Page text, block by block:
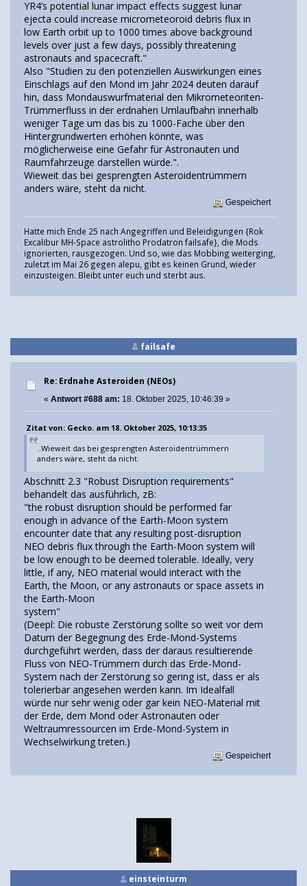
YR4’s potential lunar impact effects suggest lunar
ejecta could increase micrometeoroid debris flux in
low Earth orbit up to 1000 times above background
levels over just a few days, possibly threatening
astronauts and spacecraft."
Also "Studien zu den potenziellen Auswirkungen eines
Einschlags auf den Mond im Jahr 2024 deuten darauf
hin, dass Mondauswurfmaterial den Mikrometeoriten-
Trümmerfluss in der erdnahen Umlaufbahn innerhalb
weniger Tage um das bis zu 1000-Fache über den
Hintergrundwerten erhöhen könnte, was
möglicherweise eine Gefahr für Astronauten und
Raumfahrzeuge darstellen würde.".
Wieweit das bei gesprengten Asteroidentrümmern
anders wäre, steht da nicht.
Gespeichert
Hatte mich Ende 25 nach Angegriffen und Beleidigungen {Rok
Excalibur MH-Space astrolitho Prodatron failsafe}, die Mods
ignorierten, rausgezogen. Und so, wie das Mobbing weiterging,
zuletzt im Mai 26 gegen alepu, gibt es keinen Grund, wieder
einzusteigen. Bleibt unter euch und sterbt aus.
failsafe
Re: Erdnahe Asteroiden (NEOs)
« Antwort #688 am: 18. Oktober 2025, 10:46:39 »
Zitat von: Gecko. am 18. Oktober 2025, 10:13:35
..Wieweit das bei gesprengten Asteroidentrümmern
anders wäre, steht da nicht.
Abschnitt 2.3 "Robust Disruption requirements"
behandelt das ausführlich, zB:
"the robust disruption should be performed far
enough in advance of the Earth-Moon system
encounter date that any resulting post-disruption
NEO debris flux through the Earth-Moon system will
be low enough to be deemed tolerable. Ideally, very
little, if any, NEO material would interact with the
Earth, the Moon, or any astronauts or space assets in
the Earth-Moon
system"
(Deepl: Die robuste Zerstörung sollte so weit vor dem
Datum der Begegnung des Erde-Mond-Systems
durchgeführt werden, dass der daraus resultierende
Fluss von NEO-Trümmern durch das Erde-Mond-
System nach der Zerstörung so gering ist, dass er als
tolerierbar angesehen werden kann. Im Idealfall
würde nur sehr wenig oder gar kein NEO-Material mit
der Erde, dem Mond oder Astronauten oder
Weltraumressourcen im Erde-Mond-System in
Wechselwirkung treten.)
Gespeichert
einsteinturm